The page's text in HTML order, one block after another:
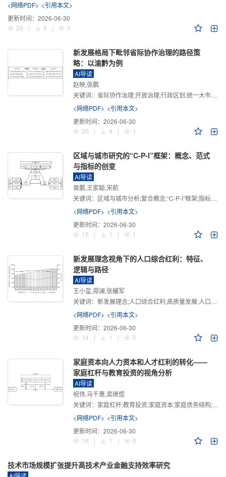
<网络PDF> <引用本文>
更新时间： 2026-06-30
20
| 6 | 0
新发展格局下毗邻省际协作治理的路径策
略：以渝黔为例
AI导读
赵映,张鹏
关键词： 省际协作治理;开放治理;行政区划;统一大市场;新发展格局
<网络PDF> <引用本文>
更新时间： 2026-06-30
20
| 4 | 1
区域与城市研究的“C-P-I”框架：概念、范式
与指标的创变
AI导读
曾鹏,王家聪,宋航
关键词： 区域与城市分析;复合概念;“C-P-I”框架;指标体系
<网络PDF> <引用本文>
更新时间： 2026-06-30
15
| 1 | 1
新发展理念视角下的人口综合红利：特征、
逻辑与路径
AI导读
王小玺,郑澜,张耀军
关键词： 新发展理念;人口综合红利;高质量发展;人口政策;中国式现代化
<网络PDF> <引用本文>
更新时间： 2026-06-30
14
| 1 | 0
家庭资本向人力资本和人才红利的转化——
家庭杠杆与教育投资的视角分析
AI导读
祝伟,马千惠,吴继煜
关键词： 家庭杠杆;教育投资;家庭资本;家庭债务结构;CHFS
<网络PDF> <引用本文>
更新时间： 2026-06-30
16
| 1 | 0
技术市场规模扩张提升高技术产业金融支持效率研究